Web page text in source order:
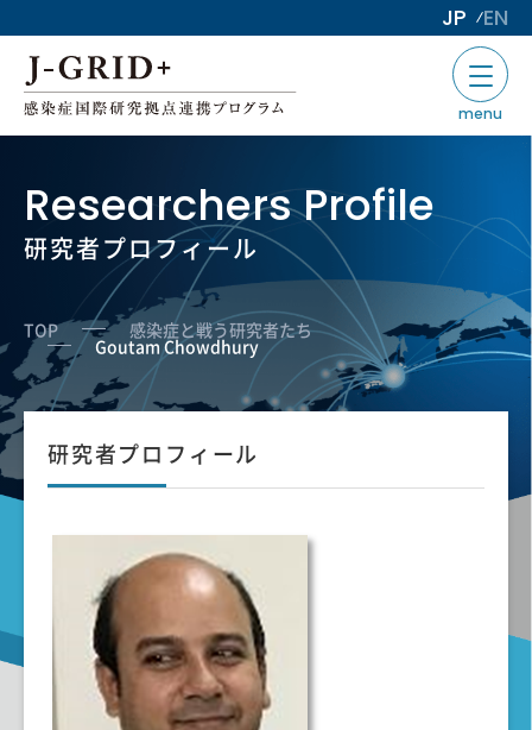
JP EN
menu
Researchers Profile
研究者プロフィール
TOP 感染症と戦う研究者たち
Goutam Chowdhury
研究者プロフィール